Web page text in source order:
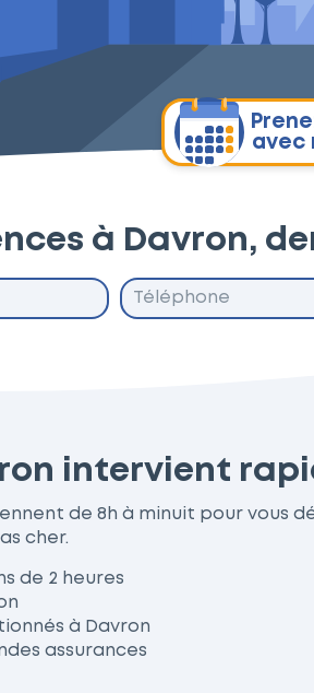
avec
à Davron,
intervient
de 8h à minuit pour
cher.
de 2 heures
à Davron
assurances